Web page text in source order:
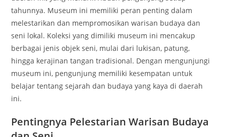
tahunnya. Museum ini memiliki peran penting dalam
melestarikan dan mempromosikan warisan budaya dan
seni lokal. Koleksi yang dimiliki museum ini mencakup
berbagai jenis objek seni, mulai dari lukisan, patung,
hingga kerajinan tangan tradisional. Dengan mengunjungi
museum ini, pengunjung memiliki kesempatan untuk
belajar tentang sejarah dan budaya yang kaya di daerah
ini.
Pentingnya Pelestarian Warisan Budaya